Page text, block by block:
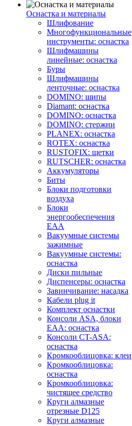
Оснастка и материалы
Шлифование
Многофункциональные
инструменты: оснастка
Шлифмашины
линейные: оснастка
Буры
Шлифмашины
ленточные: оснастка
DOMINO: шипы
Diamant: оснастка
DOMINO: оснастка
DOMINO: стержни
PLANEX: оснастка
ROTEX: оснастка
RUSTOFIX: щетки
RUTSCHER: оснастка
Аккумуляторы
Биты
Блоки подготовки
воздуха
Блоки
энергообеспечения
EAA
Вакуумные системы
зажимные
Вакуумные системы:
оснастка
Диски пильные
Диспенсеры: оснастка
Завинчивание: насадка
Кабели plug it
Комплект оснастки
Консоли ASA, блоки
EAA: оснастка
Консоли CT-ASA:
оснастка
Кромкооблицовка: клеи
Кромкооблицовка:
оснастка
Кромкооблицовка:
чистящее средство
Круги алмазные
отрезные D125
Круги алмазные